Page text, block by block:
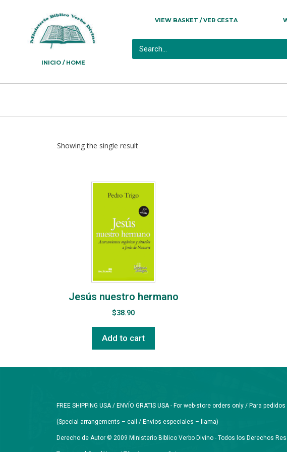
INICIO / HOME
VIEW BASKET / VER CESTA
Showing the single result
Jesús nuestro hermano
$38.90
Add to cart
FREE SHIPPING USA / ENVÍO GRATIS USA - For web-store orders only / Para
(Special arrangements – call / Envíos especiales – llama)
Derecho de Autor © 2009 Ministerio Biblico Verbo Divino - Todos los Derechos